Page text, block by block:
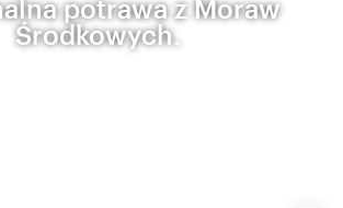
potrawa z Moraw
Środkowych.